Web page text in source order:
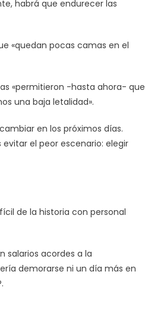
habrá que endurecer las
«quedan pocas camas en el
«permitieron -hasta ahora- que
una baja letalidad».
en los próximos días.
el peor escenario: elegir
de la historia con personal
salarios acordes a la
demorarse ni un día más en